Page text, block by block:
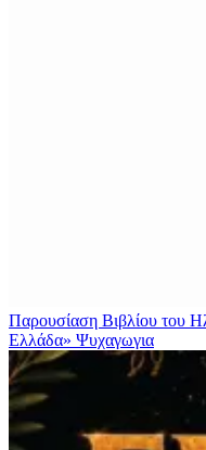
Παρουσίαση Βιβλίου του
Ελλάδα» Ψυχαγωγια